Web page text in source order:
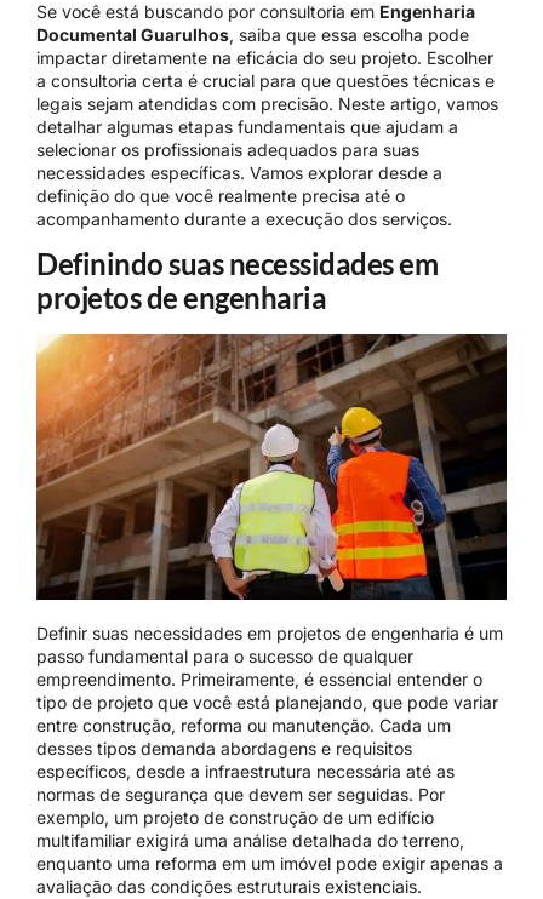
Se você está buscando por consultoria em Engenharia
Documental Guarulhos, saiba que essa escolha pode
impactar diretamente na eficácia do seu projeto. Escolher
a consultoria certa é crucial para que questões técnicas e
legais sejam atendidas com precisão. Neste artigo, vamos
detalhar algumas etapas fundamentais que ajudam a
selecionar os profissionais adequados para suas
necessidades específicas. Vamos explorar desde a
definição do que você realmente precisa até o
acompanhamento durante a execução dos serviços.
Definindo suas necessidades em
projetos de engenharia
Definir suas necessidades em projetos de engenharia é um
passo fundamental para o sucesso de qualquer
empreendimento. Primeiramente, é essencial entender o
tipo de projeto que você está planejando, que pode variar
entre construção, reforma ou manutenção. Cada um
desses tipos demanda abordagens e requisitos
específicos, desde a infraestrutura necessária até as
normas de segurança que devem ser seguidas. Por
exemplo, um projeto de construção de um edifício
multifamiliar exigirá uma análise detalhada do terreno,
enquanto uma reforma em um imóvel pode exigir apenas a
avaliação das condições estruturais existenciais.